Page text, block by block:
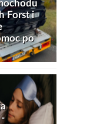
Forst i
po